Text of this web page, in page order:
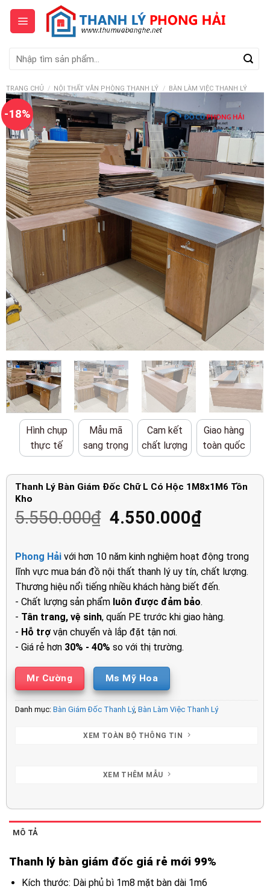
Skip
content
kiếm:
TRANG CHỦ / NỘI THẤT VĂN PHÒNG THANH LÝ / BÀN LÀM VIỆC THANH LÝ
-18%
Hình chụp
thực tế
Mẫu mã
sang trọng
Cam kết
chất lượng
Giao hàng
toàn quốc
Thanh Lý Bàn Giám Đốc Chữ L Có Hộc 1M8x1M6 Tồn
Kho
5.550.000₫ Giá
là:
5.550.000₫.
4.550.000₫Giá
tại
là:
Phong Hảivới hơn 10 năm kinh nghiệm hoạt động trong
lĩnh vực mua bán đồ nội thất thanh lý uy tín, chất lượng.
Thương hiệu nổi tiếng nhiều khách hàng biết đến.
- Chất lượng sản phẩm luôn được đảm bảo.
- Tân trang, vệ sinh, quấn PE trước khi giao hàng.
- Hỗ trợvận chuyển và lắp đặt tận nơi.
- Giá rẻ hơn 30% - 40% so với thị trường.
Mr Cường Ms Mỹ Hoa
Danh mục: Bàn Giám Đốc Thanh Lý, Bàn Làm Việc Thanh Lý
XEM TOÀN BỘ THÔNG TIN
XEM THÊM MẪU
MÔ TẢ
Thanh lý bàn giám đốc giá rẻ mới 99%
Kích thước: Dài phủ bì 1m8 mặt bàn dài 1m6